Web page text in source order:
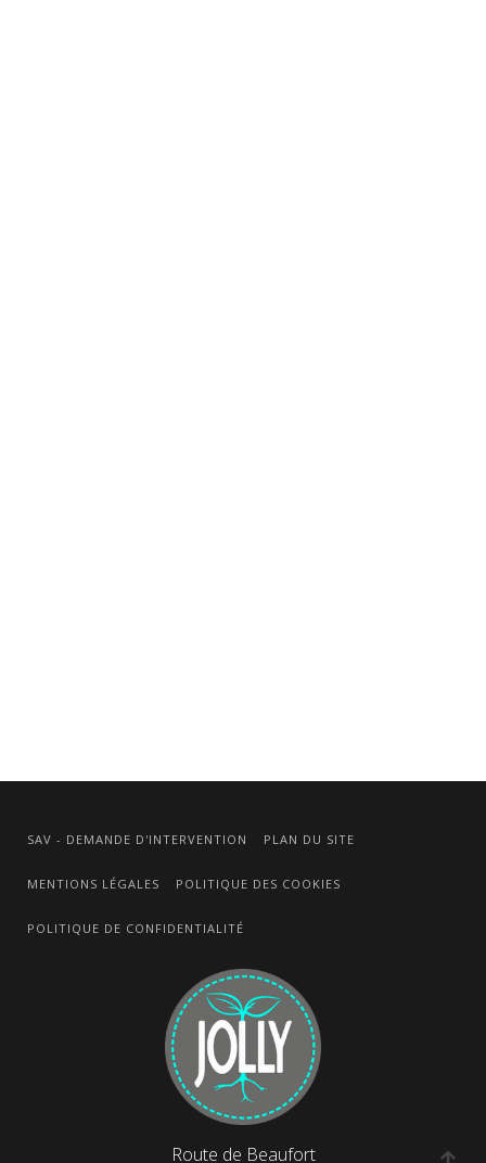
SAV - DEMANDE D'INTERVENTION PLAN DU SITE
MENTIONS LÉGALES POLITIQUE DES COOKIES
POLITIQUE DE CONFIDENTIALITÉ
Route de Beaufort